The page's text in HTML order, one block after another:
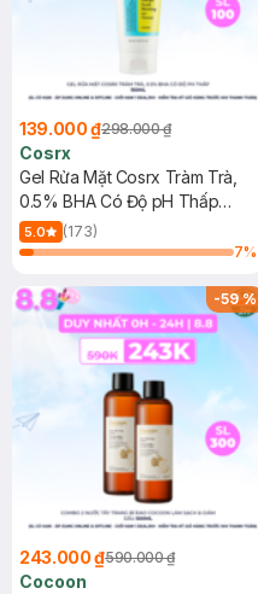
139.000 ₫298.000 ₫
Cosrx
Gel Rửa Mặt Cosrx Tràm Trà,
0.5% BHA Có Độ pH Thấp
150ml
5.0
(173)
7%
-59%
243.000 ₫590.000 ₫
Cocoon